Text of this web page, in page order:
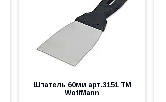
Шпатель 60мм арт.3151 ТМ
WoffMann